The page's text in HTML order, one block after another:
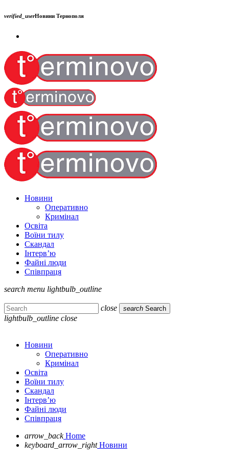
verified_userНовини Тернополя
Новини
Оперативно
Кримінал
Освіта
Воїни тилу
Скандал
Інтерв’ю
Файні люди
Співпраця
search menu lightbulb_outline
close search Search
lightbulb_outline close
Новини
Оперативно
Кримінал
Освіта
Воїни тилу
Скандал
Інтерв’ю
Файні люди
Співпраця
arrow_back Home
keyboard_arrow_right Новини